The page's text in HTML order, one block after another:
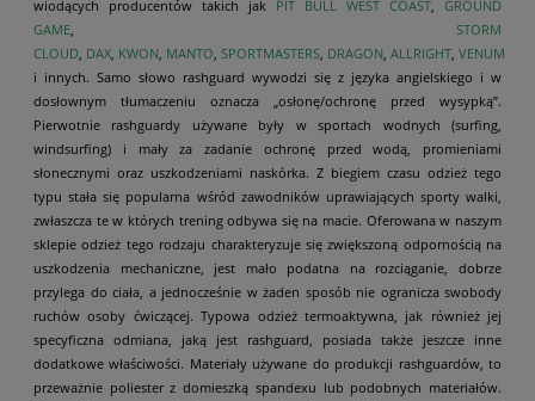
wiodących producentów takich jak PIT BULL WEST COAST
GROUND
GAME
STORM
CLOUD DAX KWON MANTO SPORTMASTERS DRAGON ALLRIGHT VENUM
i innych. Samo słowo rashguard wywodzi się z języka angielskiego i w
dosłownym tłumaczeniu oznacza „osłonę/ochronę przed wysypką”.
Pierwotnie rashguardy używane były w sportach wodnych (surfing,
windsurfing) i mały za zadanie ochronę przed wodą, promieniami
słonecznymi oraz uszkodzeniami naskórka. Z biegiem czasu odzież tego
typu stała się popularna wśród zawodników uprawiających sporty walki,
zwłaszcza te w których trening odbywa się na macie. Oferowana w naszym
sklepie odzież tego rodzaju charakteryzuje się zwiększoną odpornością na
uszkodzenia mechaniczne, jest mało podatna na rozciąganie, dobrze
przylega do ciała, a jednocześnie w żaden sposób nie ogranicza swobody
ruchów osoby ćwiczącej. Typowa odzież termoaktywna, jak również jej
specyficzna odmiana, jaką jest rashguard, posiada także jeszcze inne
dodatkowe właściwości. Materiały używane do produkcji rashguardów, to
przeważnie poliester z domieszką spandexu lub podobnych materiałów.